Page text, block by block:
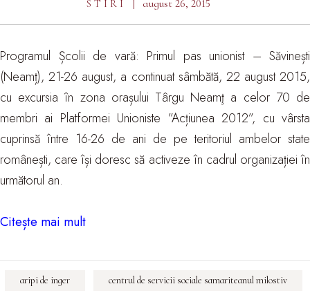
STIRI august 26, 2015
Programul Școlii de vară: Primul pas unionist – Săvinești
(Neamț), 21-26 august, a continuat sâmbătă, 22 august 2015,
cu excursia în zona orașului Târgu Neamţ a celor 70 de
membri ai Platformei Unioniste ”Acțiunea 2012”, cu vârsta
cuprinsă între 16-26 de ani de pe teritoriul ambelor state
românești, care își doresc să activeze în cadrul organizației în
următorul an.
Citește mai mult
aripi de inger centrul de servicii sociale samariteanul milostiv